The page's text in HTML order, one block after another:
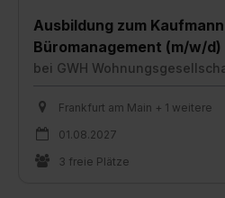
Ausbildung zum
Büromanagement (m/w/d)
bei GWH
Frankfurt am Main + 1 weitere
01.08.2027
3 freie Plätze